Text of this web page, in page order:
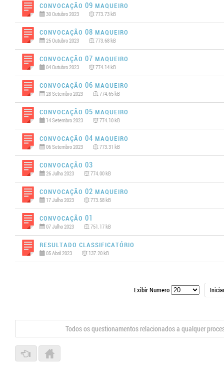
Convocação 09 MAQUEIRO
30 Outubro 2023 773.73 kB
Convocação 08 MAQUEIRO
25 Outubro 2023 773.68 kB
Convocação 07 MAQUEIRO
04 Outubro 2023 774.14 kB
Convocação 06 MAQUEIRO
28 Setembro 2023 774.65 kB
Convocação 05 MAQUEIRO
14 Setembro 2023 774.10 kB
Convocação 04 MAQUEIRO
06 Setembro 2023 773.31 kB
Convocação 03
26 Julho 2023 774.00 kB
Convocação 02 MAQUEIRO
17 Julho 2023 773.58 kB
Convocação 01
07 Julho 2023 751.17 kB
Resultado Classificatório
05 Abril 2023 137.20 kB
Exibir Numero
Todos os questionamentos relacionados a qualquer